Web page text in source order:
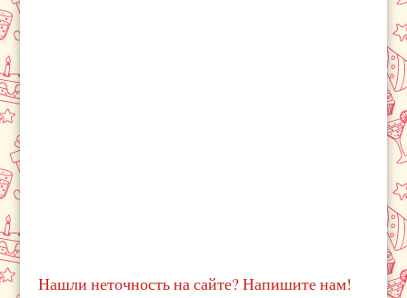
Нашли неточность на сайте? Напишите нам!